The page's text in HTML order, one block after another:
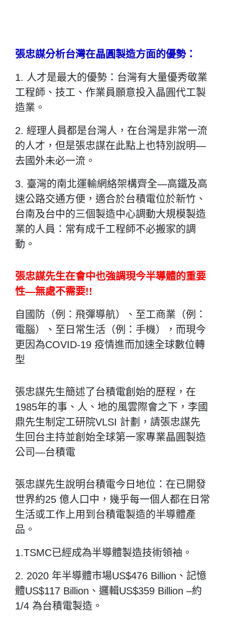
張忠謀分析台灣在晶圓製造方面的優勢：
1. 人才是最大的優勢：台灣有大量優秀敬業
工程師、技工、作業員願意投入晶圓代工製
造業。
2. 經理人員都是台灣人，在台灣是非常一流
的人才，但是張忠謀在此點上也特別說明—
去國外未必一流。
3. 臺灣的南北運輸網絡架構齊全—高鐵及高
速公路交通方便，適合於台積電位於新竹、
台南及台中的三個製造中心調動大規模製造
業的人員：常有成千工程師不必搬家的調
動。
張忠謀先生在會中也強調現今半導體的重要
性—無處不需要!!
自國防（例：飛彈導航）、至工商業（例：
電腦）、至日常生活（例：手機），而現今
更因為COVID-19 疫情進而加速全球數位轉
型
張忠謀先生簡述了台積電創始的歷程，在
1985年的事、人、地的風雲際會之下，李國
鼎先生制定工研院VLSI 計劃，請張忠謀先
生回台主持並創始全球第一家專業晶圓製造
公司—台積電
張忠謀先生說明台積電今日地位：在已開發
世界約25 億人口中，幾乎每一個人都在日常
生活或工作上用到台積電製造的半導體產
品。
1.TSMC已經成為半導體製造技術領袖。
2. 2020 年半導體市場US$476 Billion、記憶
體US$117 Billion、邏輯US$359 Billion –約
1/4 為台積電製造。